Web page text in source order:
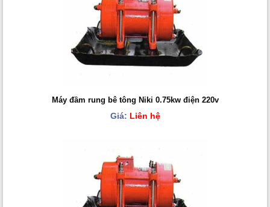
Máy đầm rung bê tông Niki 0.75kw điện 220v
Giá: Liên hệ